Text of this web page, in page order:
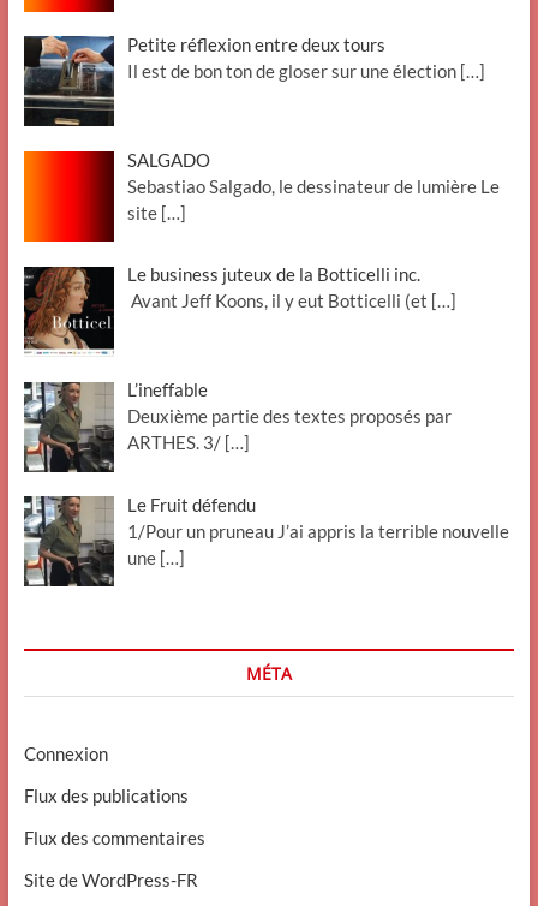
Petite réflexion entre deux tours
Il est de bon ton de gloser sur une élection […]
SALGADO
Sebastiao Salgado, le dessinateur de lumière Le
site […]
Le business juteux de la Botticelli inc.
Avant Jeff Koons, il y eut Botticelli (et […]
L’ineffable
Deuxième partie des textes proposés par
ARTHES. 3/ […]
Le Fruit défendu
1/Pour un pruneau J’ai appris la terrible nouvelle
une […]
MÉTA
Connexion
Flux des publications
Flux des commentaires
Site de WordPress-FR